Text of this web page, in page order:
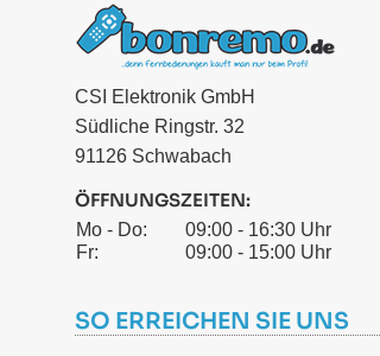
CSI Elektronik GmbH
Südliche Ringstr. 32
91126 Schwabach
ÖFFNUNGSZEITEN:
Mo - Do:
09:00 - 16:30 Uhr
Fr:
09:00 - 15:00 Uhr
SO ERREICHEN SIE UNS